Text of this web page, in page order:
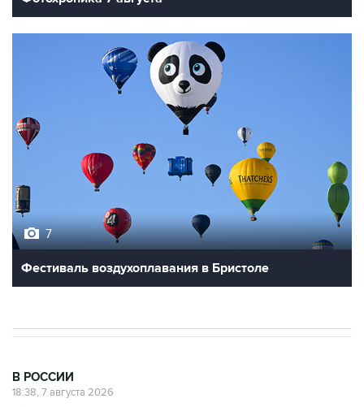
7
Фестиваль воздухоплавания в Бристоле
В РОССИИ
18:38, 7 августа 2026